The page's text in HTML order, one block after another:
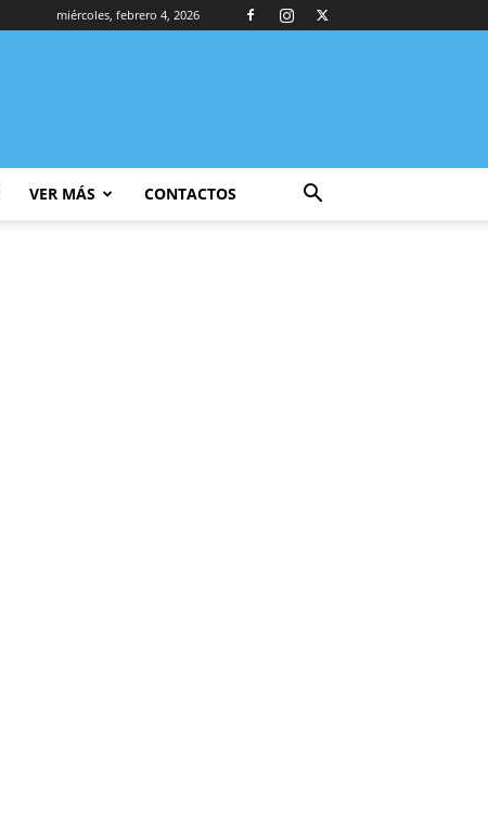
miércoles, febrero 4, 2026
VER MÁS CONTACTOS